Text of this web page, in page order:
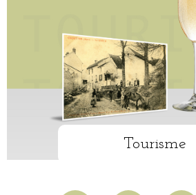
Tourisme